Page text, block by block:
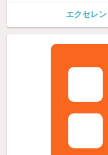
エクセレ